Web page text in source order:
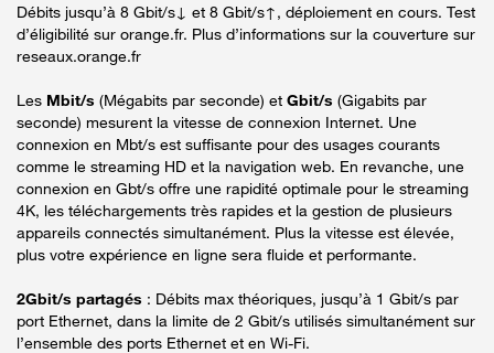
Débits jusqu’à 8 Gbit/s↓ et 8 Gbit/s↑, déploiement en cours. Test
d’éligibilité sur orange.fr. Plus d’informations sur la couverture sur
reseaux.orange.fr
Les Mbit/s (Mégabits par seconde) et Gbit/s (Gigabits par
seconde) mesurent la vitesse de connexion Internet. Une
connexion en Mbt/s est suffisante pour des usages courants
comme le streaming HD et la navigation web. En revanche, une
connexion en Gbt/s offre une rapidité optimale pour le streaming
4K, les téléchargements très rapides et la gestion de plusieurs
appareils connectés simultanément. Plus la vitesse est élevée,
plus votre expérience en ligne sera fluide et performante.
2Gbit/s partagés : Débits max théoriques, jusqu’à 1 Gbit/s par
port Ethernet, dans la limite de 2 Gbit/s utilisés simultanément sur
l’ensemble des ports Ethernet et en Wi-Fi.